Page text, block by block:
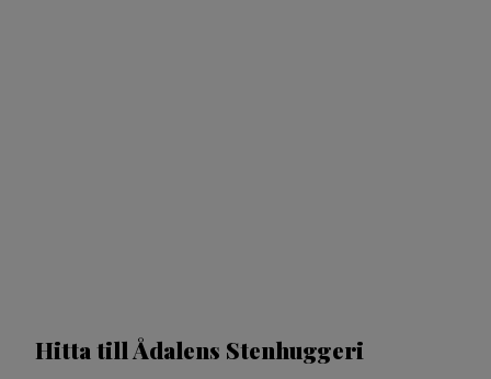
Hitta till Ådalens Stenhuggeri